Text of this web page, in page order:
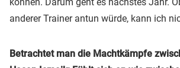
anderer Trainer antun würde, kann ich
Betrachtet man die Machtkämpfe